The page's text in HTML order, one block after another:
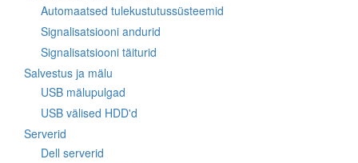
Automaatsed tulekustutussüsteemid
Signalisatsiooni andurid
Signalisatsiooni täiturid
Salvestus ja mälu
USB mälupulgad
USB välised HDD'd
Serverid
Dell serverid